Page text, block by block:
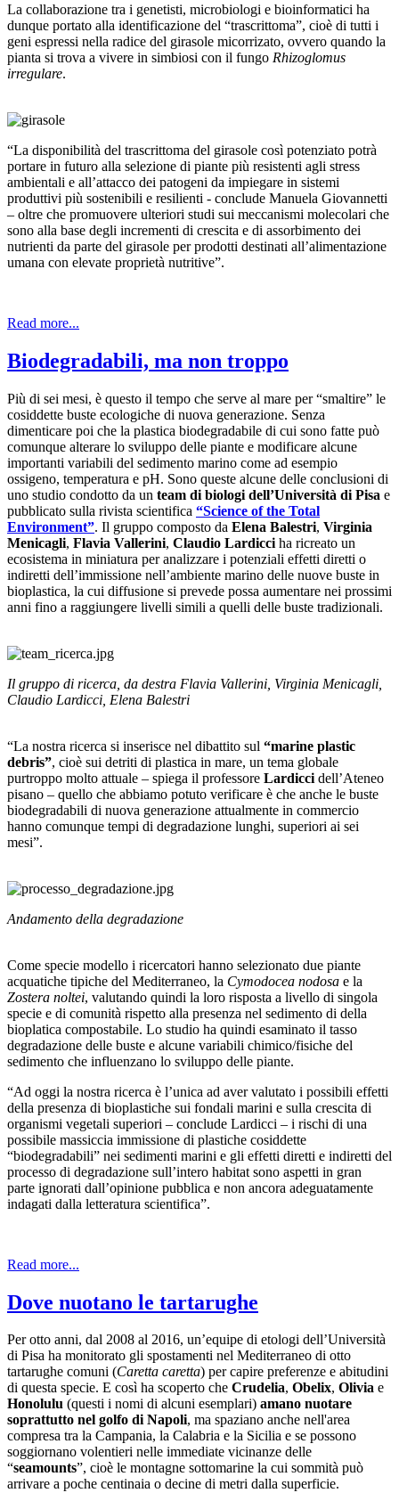
La collaborazione tra i genetisti, microbiologi e bioinformatici ha
dunque portato alla identificazione del “trascrittoma”, cioè di tutti i
geni espressi nella radice del girasole micorrizato, ovvero quando la
pianta si trova a vivere in simbiosi con il fungo Rhizoglomus
irregulare.
“La disponibilità del trascrittoma del girasole così potenziato potrà
portare in futuro alla selezione di piante più resistenti agli stress
ambientali e all’attacco dei patogeni da impiegare in sistemi
produttivi più sostenibili e resilienti - conclude Manuela Giovannetti
– oltre che promuovere ulteriori studi sui meccanismi molecolari che
sono alla base degli incrementi di crescita e di assorbimento dei
nutrienti da parte del girasole per prodotti destinati all’alimentazione
umana con elevate proprietà nutritive”.
Read more...
Biodegradabili, ma non troppo
Più di sei mesi, è questo il tempo che serve al mare per “smaltire” le
cosiddette buste ecologiche di nuova generazione. Senza
dimenticare poi che la plastica biodegradabile di cui sono fatte può
comunque alterare lo sviluppo delle piante e modificare alcune
importanti variabili del sedimento marino come ad esempio
ossigeno, temperatura e pH. Sono queste alcune delle conclusioni di
uno studio condotto da un team di biologi dell’Università di Pisa e
pubblicato sulla rivista scientifica “Science of the Total
Environment”. Il gruppo composto da Elena Balestri, Virginia
Menicagli, Flavia Vallerini, Claudio Lardicci ha ricreato un
ecosistema in miniatura per analizzare i potenziali effetti diretti o
indiretti dell’immissione nell’ambiente marino delle nuove buste in
bioplastica, la cui diffusione si prevede possa aumentare nei prossimi
anni fino a raggiungere livelli simili a quelli delle buste tradizionali.
Il gruppo di ricerca, da destra Flavia Vallerini, Virginia Menicagli,
Claudio Lardicci, Elena Balestri
“La nostra ricerca si inserisce nel dibattito sul “marine plastic
debris”, cioè sui detriti di plastica in mare, un tema globale
purtroppo molto attuale – spiega il professore Lardicci dell’Ateneo
pisano – quello che abbiamo potuto verificare è che anche le buste
biodegradabili di nuova generazione attualmente in commercio
hanno comunque tempi di degradazione lunghi, superiori ai sei
mesi”.
Andamento della degradazione
Come specie modello i ricercatori hanno selezionato due piante
acquatiche tipiche del Mediterraneo, la Cymodocea nodosa e la
Zostera noltei, valutando quindi la loro risposta a livello di singola
specie e di comunità rispetto alla presenza nel sedimento di della
bioplatica compostabile. Lo studio ha quindi esaminato il tasso
degradazione delle buste e alcune variabili chimico/fisiche del
sedimento che influenzano lo sviluppo delle piante.
“Ad oggi la nostra ricerca è l’unica ad aver valutato i possibili effetti
della presenza di bioplastiche sui fondali marini e sulla crescita di
organismi vegetali superiori – conclude Lardicci – i rischi di una
possibile massiccia immissione di plastiche cosiddette
“biodegradabili” nei sedimenti marini e gli effetti diretti e indiretti del
processo di degradazione sull’intero habitat sono aspetti in gran
parte ignorati dall’opinione pubblica e non ancora adeguatamente
indagati dalla letteratura scientifica”.
Read more...
Dove nuotano le tartarughe
Per otto anni, dal 2008 al 2016, un’equipe di etologi dell’Università
di Pisa ha monitorato gli spostamenti nel Mediterraneo di otto
tartarughe comuni (Caretta caretta) per capire preferenze e abitudini
di questa specie. E così ha scoperto che Crudelia, Obelix, Olivia e
Honolulu (questi i nomi di alcuni esemplari) amano nuotare
soprattutto nel golfo di Napoli, ma spaziano anche nell'area
compresa tra la Campania, la Calabria e la Sicilia e se possono
soggiornano volentieri nelle immediate vicinanze delle
“seamounts”, cioè le montagne sottomarine la cui sommità può
arrivare a poche centinaia o decine di metri dalla superficie.